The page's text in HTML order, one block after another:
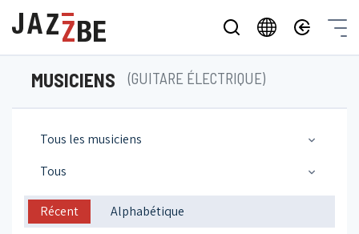
MUSICIENS (GUITARE ÉLECTRIQUE)
Tous les musiciens
Tous
Récent Alphabétique